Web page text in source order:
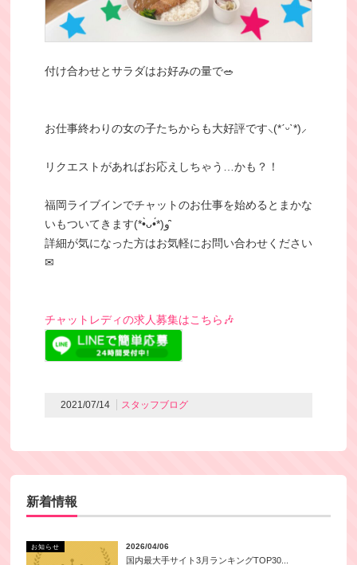
付け合わせとサラダはお好みの量で🥗
お仕事終わりの女の子たちからも大好評です‪⸜(*ˊᵕˋ*)⸝‬
リクエストがあればお応えしちゃう…かも？！
福岡ライブインでチャットのお仕事を始めるとまかな
いもついてきます(*•̀ᴗ•́*)و ̑̑
詳細が気になった方はお気軽にお問い合わせください
✉
チャットレディの求人募集はこちら🎶
2021/07/14 スタッフブログ
新着情報
お知らせ 2026/04/06
国内最大手サイト3月ランキングTOP30...